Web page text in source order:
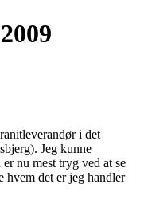
i det
Jeg kunne
nu mest tryg ved at se
hvem det er jeg handler